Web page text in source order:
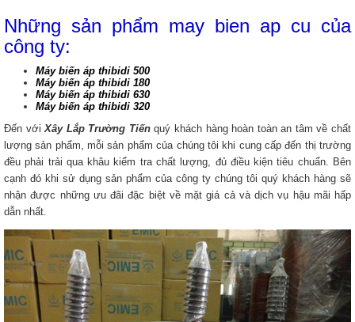
Những sản phẩm may bien ap cu của
công ty:
Máy biến áp thibidi 500
Máy biến áp thibidi 180
Máy biến áp thibidi 630
Máy biến áp thibidi 320
Đến vớiXây Lắp Trường Tiếnquý khách hàng hoàn toàn an tâm về chất
lượng sản phẩm, mỗi sản phẩm của chúng tôi khi cung cấp đến thị trường
đều phải trải qua khâu kiểm tra chất lượng, đủ điều kiện tiêu chuẩn. Bên
cạnh đó khi sử dụng sản phẩm của công ty chúng tôi quý khách hàng sẽ
nhận được những ưu đãi đặc biệt về mặt giá cả và dịch vụ hậu mãi hấp
dẫn nhất.